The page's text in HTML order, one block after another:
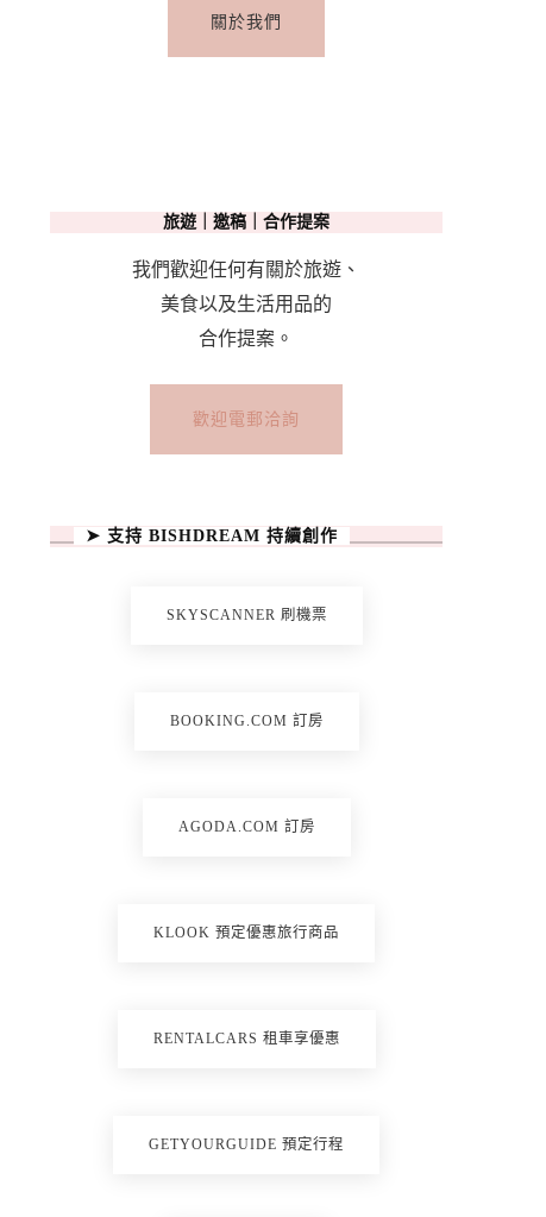
關於我們
旅遊｜邀稿｜合作提案
我們歡迎任何有關於旅遊、
美食以及生活用品的
合作提案。
歡迎電郵洽詢
➤ 支持 BISHDREAM 持續創作
SKYSCANNER 刷機票
BOOKING.COM 訂房
AGODA.COM 訂房
KLOOK 預定優惠旅行商品
RENTALCARS 租車享優惠
GETYOURGUIDE 預定行程